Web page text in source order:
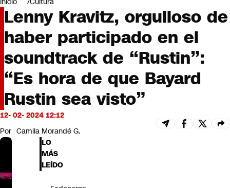
Deportes
Programas completos
Cultura
Servicios
Bits
CNN tiempo
Futuro 360
Opinión
Lenny Kravitz, orgulloso de
haber participado en el
soundtrack de “Rustin”:
“Es hora de que Bayard
Rustin sea visto”
12- 02- 2024 12:12
Por Camila Morandé G.
LO
MÁS
LEÍDO